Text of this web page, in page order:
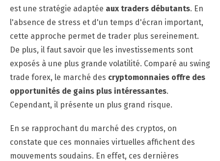
est une stratégie adaptée aux traders débutants. En
l'absence de stress et d'un temps d'écran important,
cette approche permet de trader plus sereinement.
De plus, il faut savoir que les investissements sont
exposés à une plus grande volatilité. Comparé au swing
trade forex, le marché des cryptomonnaies offre des
opportunités de gains plus intéressantes.
Cependant, il présente un plus grand risque.
En se rapprochant du marché des cryptos, on
constate que ces monnaies virtuelles affichent des
mouvements soudains. En effet, ces dernières